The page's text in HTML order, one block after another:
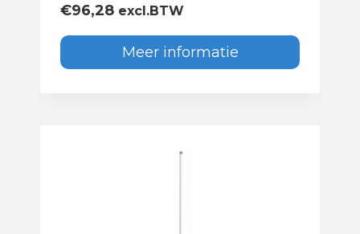
€96,28 excl.BTW
Meer informatie